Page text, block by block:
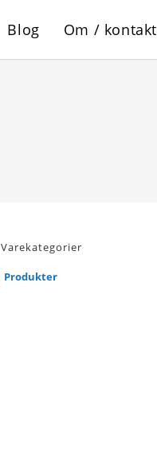
Blog Om / kontakt
Varekategorier
Produkter